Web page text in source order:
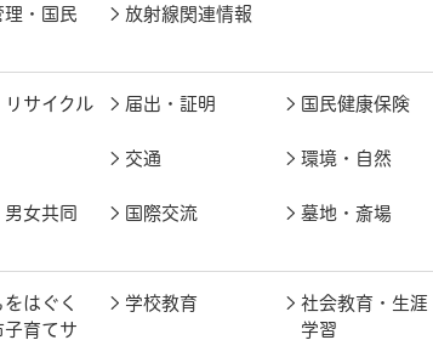
理・国民
放射線関連情報
リサイクル 届出・証明 国民健康保険
交通 環境・自然
男女共同
国際交流 墓地・斎場
はぐく
子育てサ
学校教育
社会教育・生涯
学習